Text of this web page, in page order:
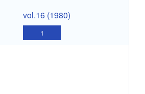
vol.16
(1980)
vol.16 (1980)
1